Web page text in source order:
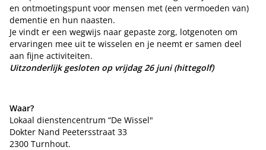
en ontmoetingspunt voor mensen met (een vermoeden van)
dementie en hun naasten.
Je vindt er een wegwijs naar gepaste zorg, lotgenoten om
ervaringen mee uit te wisselen en je neemt er samen deel
aan fijne activiteiten.
Uitzonderlijk gesloten op vrijdag 26 juni (hittegolf)
Waar?
Lokaal dienstencentrum “De Wissel"
Dokter Nand Peetersstraat 33
2300 Turnhout.